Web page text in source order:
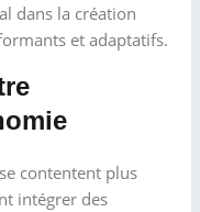
dans la création
et adaptatifs.
contentent plus
intégrer des